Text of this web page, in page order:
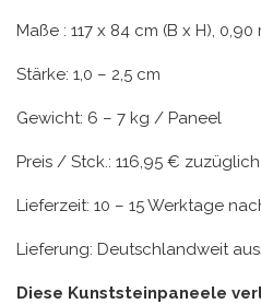
Maße : 117 x 84 cm (B x H), 0,90
Stärke: 1,0 – 2,5 cm
Gewicht: 6 – 7 kg / Paneel
Preis / Stck.: 116,95 €
Lieferzeit: 10 – 15 Werktage
Lieferung: Deutschlandweit
Diese Kunststeinpaneele